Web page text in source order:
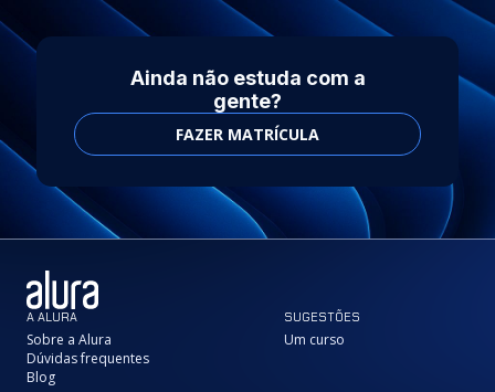
Ainda não estuda com a
gente?
FAZER MATRÍCULA
A ALURA
Sobre a Alura
Dúvidas frequentes
Blog
SUGESTÕES
Um curso